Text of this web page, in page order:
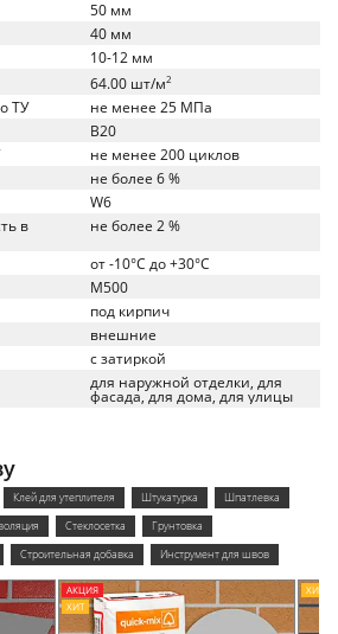
50 мм
40 мм
10-12 мм
64.00 шт/м2
ТУ
не менее 25 МПа
B20
не менее 200 циклов
не более 6 %
W6
в
не более 2 %
от -10°C до +30°C
M500
под кирпич
внешние
с затиркой
для наружной отделки, для
фасада, для дома, для улицы
Клей для утеплителя Штукатурка
Шпатлевка
Стеклосетка
Грунтовка
Строительная добавка Инструмент для швов
АКЦИЯ
ХИТ
ХИТ